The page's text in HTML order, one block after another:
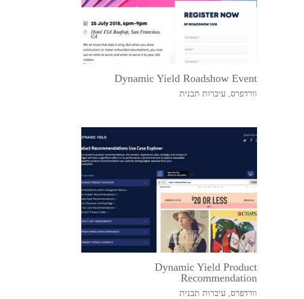
Dynamic Yield Roadshow Event
וורדפרס, עיברות תבנית
Dynamic Yield Product
Recommendation
וורדפרס, עיברות תבנית